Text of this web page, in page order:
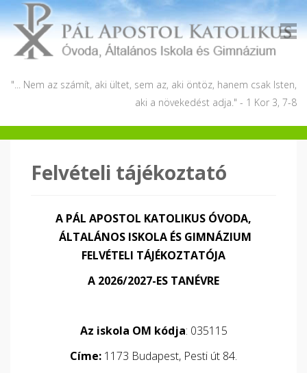
"... Nem az számít, aki ültet, sem az, aki öntöz, hanem csak Isten,
aki a növekedést adja." - 1 Kor 3, 7-8
Felvételi tájékoztató
A PÁL APOSTOL KATOLIKUS ÓVODA,
ÁLTALÁNOS ISKOLA ÉS GIMNÁZIUM
FELVÉTELI TÁJÉKOZTATÓJA
A 2026/2027-ES TANÉVRE
Az iskola OM kódja: 035115
Címe: 1173 Budapest, Pesti út 84.